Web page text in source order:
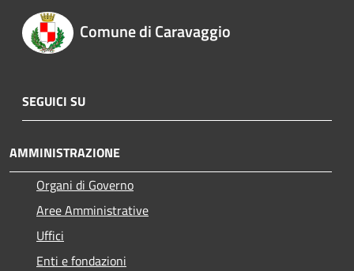
Comune di Caravaggio
SEGUICI SU
AMMINISTRAZIONE
Organi di Governo
Aree Amministrative
Uffici
Enti e fondazioni